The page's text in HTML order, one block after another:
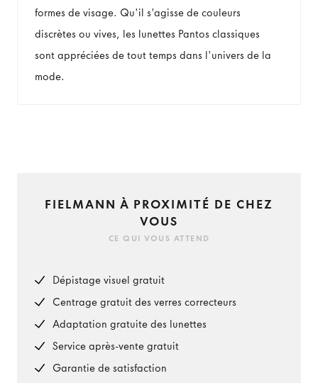
formes de visage. Qu'il s'agisse de couleurs
discrètes ou vives, les lunettes Pantos classiques
sont appréciées de tout temps dans l'univers de la
mode.
FIELMANN À PROXIMITÉ DE CHEZ
VOUS
CE QUI VOUS ATTEND
Dépistage visuel gratuit
Centrage gratuit des verres correcteurs
Adaptation gratuite des lunettes
Service après-vente gratuit
Garantie de satisfaction